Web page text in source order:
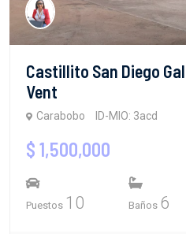
Castillito San Diego
Vent
Carabobo ID-MIO: 3acd
$ 1,500,000
Puestos 10 Baños 6